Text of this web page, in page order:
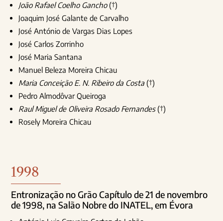
João Rafael Coelho Gancho(†)
Joaquim José Galante de Carvalho
José António de Vargas Dias Lopes
José Carlos Zorrinho
José Maria Santana
Manuel Beleza Moreira Chicau
Maria Conceição E. N. Ribeiro da Costa (†)
Pedro Almodôvar Queiroga
Raul Miguel de Oliveira Rosado Fernandes(†)
Rosely Moreira Chicau
1998
Entronização no Grão Capítulo de 21 de novembro
de 1998, na Salão Nobre do INATEL, em Évora